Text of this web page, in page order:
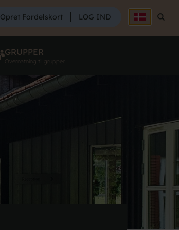
SØG
Søg
Opret Fordelskort LOG IND
GRUPPER
Overnatning til grupper